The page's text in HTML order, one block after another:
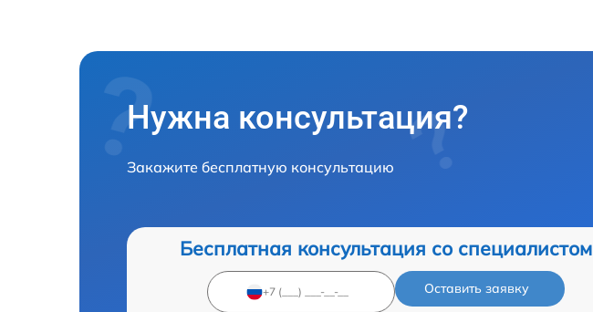
Нужна консультация?
Закажите бесплатную консультацию
Бесплатная консультация со специалистом
Оставить заявку